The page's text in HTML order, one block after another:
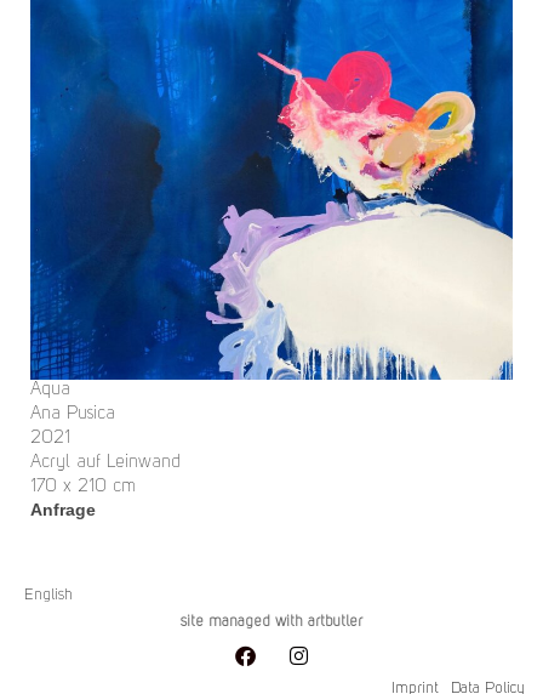
Aqua
Ana Pusica
2021
Acryl auf Leinwand
170 x 210 cm
Anfrage
English
site managed with artbutler
Imprint Data Policy